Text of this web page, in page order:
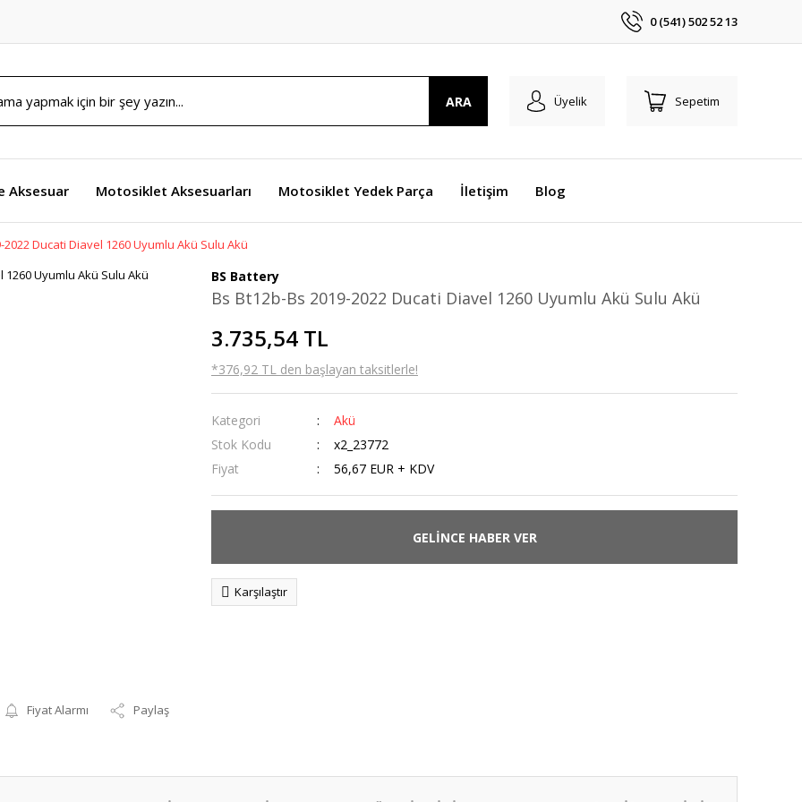
0 (541) 502 52 13
ARA Üyelik Sepetim
Aksesuar Motosiklet Aksesuarları Motosiklet Yedek Parça İletişim Blog
2022 Ducati Diavel 1260 Uyumlu Akü Sulu Akü
Fiyat Alarmı Paylaş
BS Battery
Bs Bt12b-Bs 2019-2022 Ducati Diavel 1260 Uyumlu Akü Sulu Akü
3.735,54 TL
*376,92 TL den başlayan taksitlerle!
Kategori
Akü
Stok Kodu
x2_23772
Fiyat
56,67 EUR + KDV
GELİNCE HABER VER
Karşılaştır